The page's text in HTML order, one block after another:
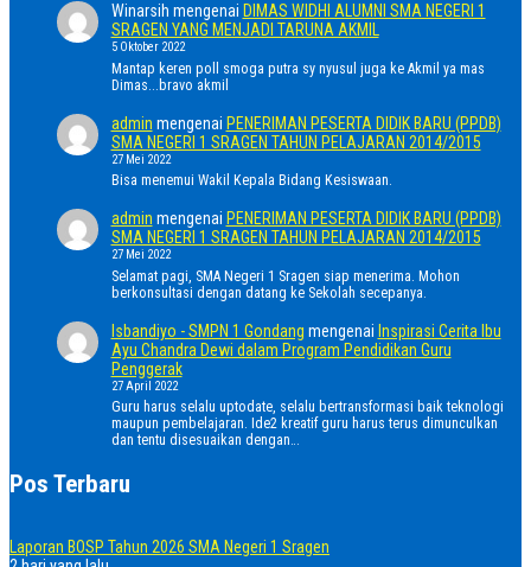
Winarsih mengenai DIMAS WIDHI ALUMNI SMA NEGERI 1
SRAGEN YANG MENJADI TARUNA AKMIL
5 Oktober 2022
Mantap keren poll smoga putra sy nyusul juga ke Akmil ya mas
Dimas...bravo akmil
admin mengenai PENERIMAN PESERTA DIDIK BARU (PPDB)
SMA NEGERI 1 SRAGEN TAHUN PELAJARAN 2014/2015
27 Mei 2022
Bisa menemui Wakil Kepala Bidang Kesiswaan.
admin mengenai PENERIMAN PESERTA DIDIK BARU (PPDB)
SMA NEGERI 1 SRAGEN TAHUN PELAJARAN 2014/2015
27 Mei 2022
Selamat pagi, SMA Negeri 1 Sragen siap menerima. Mohon
berkonsultasi dengan datang ke Sekolah secepanya.
Isbandiyo - SMPN 1 Gondang mengenai Inspirasi Cerita Ibu
Ayu Chandra Dewi dalam Program Pendidikan Guru
Penggerak
27 April 2022
Guru harus selalu uptodate, selalu bertransformasi baik teknologi
maupun pembelajaran. Ide2 kreatif guru harus terus dimunculkan
dan tentu disesuaikan dengan…
Pos Terbaru
Laporan BOSP Tahun 2026 SMA Negeri 1 Sragen